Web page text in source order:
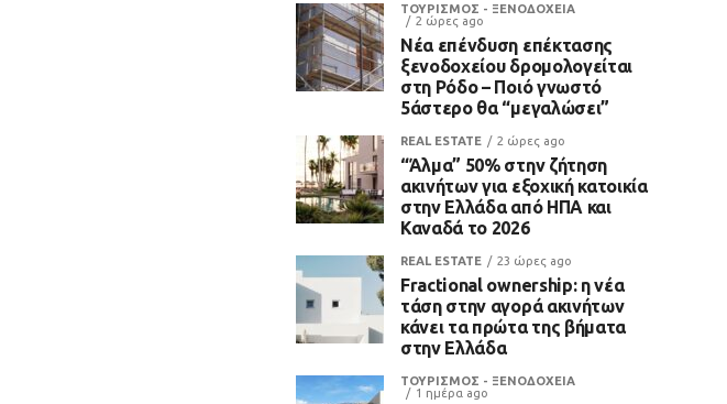
ΤΟΥΡΙΣΜΟΣ - ΞΕΝΟΔΟΧΕΙΑ
2 ώρες ago
Νέα επένδυση επέκτασης
ξενοδοχείου δρομολογείται
στη Ρόδο – Ποιό γνωστό
5άστερο θα “μεγαλώσει”
REAL ESTATE 2 ώρες ago
“Άλμα” 50% στην ζήτηση
ακινήτων για εξοχική κατοικία
στην Ελλάδα από ΗΠΑ και
Καναδά το 2026
REAL ESTATE 23 ώρες ago
Fractional ownership: η νέα
τάση στην αγορά ακινήτων
κάνει τα πρώτα της βήματα
στην Ελλάδα
ΤΟΥΡΙΣΜΟΣ - ΞΕΝΟΔΟΧΕΙΑ
1 ημέρα ago